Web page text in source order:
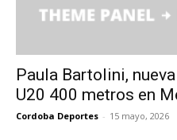
Paula Bartolini,
U20 400 metros en
Cordoba Deportes - 15 mayo, 2026